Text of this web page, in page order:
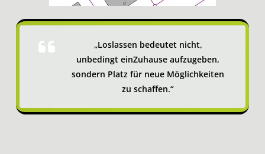
„Loslassen bedeutet nicht,
unbedingt einZuhause aufzugeben,
sondern Platz für neue Möglichkeiten
zu schaffen.“